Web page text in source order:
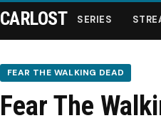
Series
CARLOST SERIES
FEAR THE WALKING DEAD
Fear The